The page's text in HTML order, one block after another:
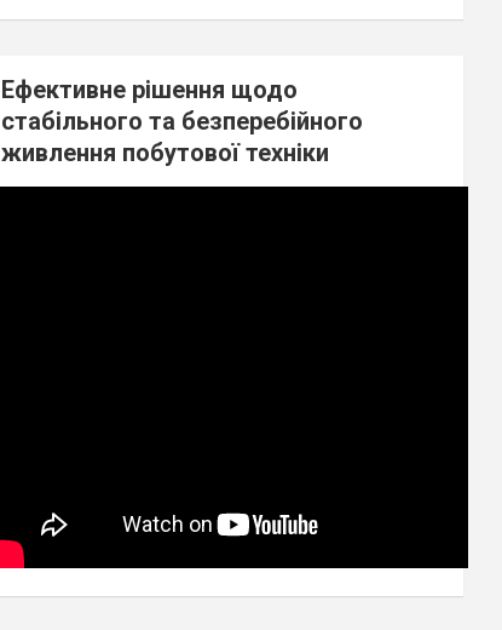
Ефективне рішення щодо
стабільного та безперебійного
живлення побутової техніки